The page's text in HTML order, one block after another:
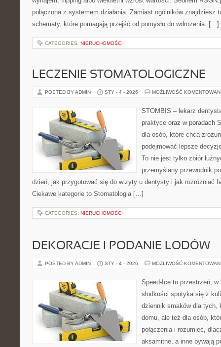
połączona z systemem działania. Zamiast ogólników znajdziesz
schematy, które pomagają przejść od pomysłu do wdrożenia. […]
CATEGORIES: NIERUCHOMOŚCI
LECZENIE STOMATOLOGICZNE
POSTED BY ADMIN STY - 4 - 2026 MOŻLIWOŚĆ
STOMBIS – lekarz
praktyce oraz w poradach
dla osób, które chcą
podejmować lepsze
To nie jest tylko zbiór
przemyślany przewodnik
dzień, jak przygotować się do wizyty u dentysty i jak rozróżniać
Ciekawe kategorie to Stomatologia […]
CATEGORIES: NIERUCHOMOŚCI
DEKORACJE I PODANIE LODÓW
POSTED BY ADMIN STY - 4 - 2026 MOŻLIWOŚĆ
Speed-Ice to przestrzeń,
słodkości spotyka się z
dziennik smaków dla tych,
domu, ale też dla osób,
połączenia i rozumieć,
aksamitne, a inne bywają